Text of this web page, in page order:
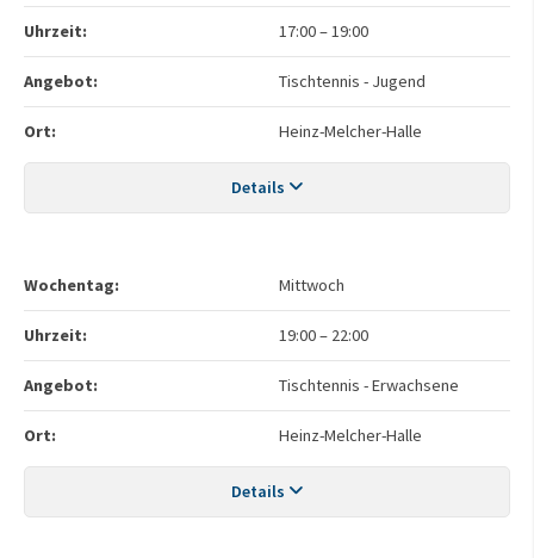
Uhrzeit: 17:00–19:00
Angebot: Tischtennis - Jugend
Ort: Heinz-Melcher-Halle
Details
Wochentag: Mittwoch
Uhrzeit: 19:00– 22:00
Angebot: Tischtennis - Erwachsene
Ort: Heinz-Melcher-Halle
Details